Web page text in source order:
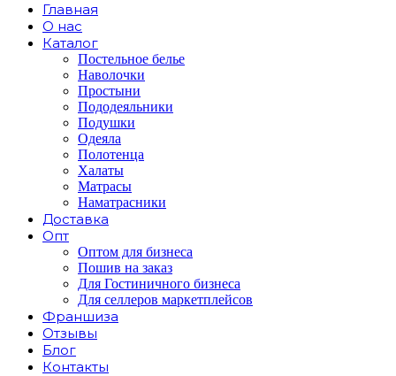
Главная
О нас
Каталог
Постельное белье
Наволочки
Простыни
Пододеяльники
Подушки
Одеяла
Полотенца
Халаты
Матрасы
Наматрасники
Доставка
Опт
Оптом для бизнеса
Пошив на заказ
Для Гостиничного бизнеса
Для селлеров маркетплейсов
Франшиза
Отзывы
Блог
Контакты